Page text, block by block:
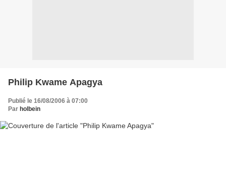
Philip Kwame Apagya
Publié le 16/08/2006 à 07:00
Par holbein